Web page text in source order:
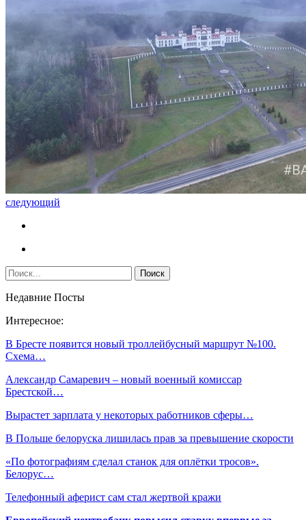
следующий
Недавние Посты
Интересное:
В Бресте появится новый троллейбусный маршрут №100.
Схема…
Александр Самаревич – новый военный комиссар
Брестской…
Вырастет зарплата у некоторых работников сферы…
В Польше белоруска лишилась прав за превышение скорости
«По фотографиям сделал станок для оплётки тросов».
Белорус…
Телефонный аферист сам стал жертвой кражи